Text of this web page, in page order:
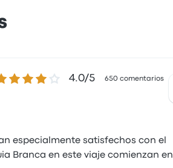
de 5 estrellas4.0/5 650 comentarios
especialmente satisfechos con el
Branca en este viaje comienzan en